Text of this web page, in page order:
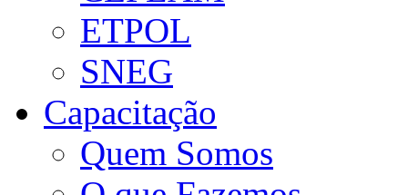
ETPOL
SNEG
Capacitação
Quem Somos